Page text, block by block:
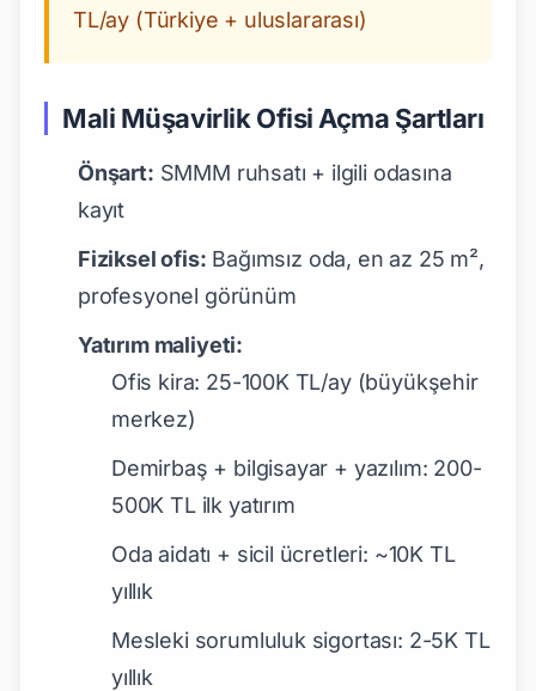
TL/ay (Türkiye + uluslararası)
Mali Müşavirlik Ofisi Açma Şartları
Önşart: SMMM ruhsatı + ilgili odasına
kayıt
Fiziksel ofis: Bağımsız oda, en az 25 m²,
profesyonel görünüm
Yatırım maliyeti:
Ofis kira: 25-100K TL/ay (büyükşehir
merkez)
Demirbaş + bilgisayar + yazılım: 200-
500K TL ilk yatırım
Oda aidatı + sicil ücretleri: ~10K TL
yıllık
Mesleki sorumluluk sigortası: 2-5K TL
yıllık